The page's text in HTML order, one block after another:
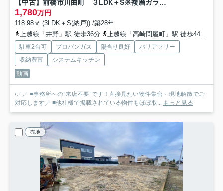
【中古】前橋市川曲町 ３LDK＋S※複層ガラス◎
1,780万円
118.98㎡ (3LDK＋S(納戸)) /築28年
上越線「井野」駅 徒歩36分
上越線「高崎問屋町」駅 徒歩44分
駐車2台可 プロパンガス 陽当り良好
バリアフリー
収納豊富
システムキッチン
動画
/／／ ■事務所への”来店不要”です！直接見たい物件集合・現地解散でご
対応します／ ■他社様で掲載されている物件もほぼ取... もっと見る
売地